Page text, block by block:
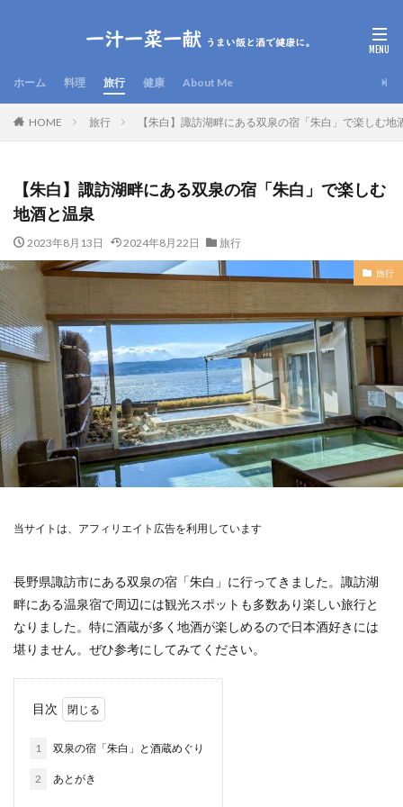
ホーム 料理 旅行 健康 About Me
HOME 旅行 【朱白】諏訪湖畔にある双泉の宿「朱白」で楽しむ地
【朱白】諏訪湖畔にある双泉の宿「朱白」で楽しむ
地酒と温泉
2023年8月13日 2024年8月22日 旅行
旅行
当サイトは、アフィリエイト広告を利用しています
長野県諏訪市にある双泉の宿「朱白」に行ってきました。諏訪湖
畔にある温泉宿で周辺には観光スポットも多数あり楽しい旅行と
なりました。特に酒蔵が多く地酒が楽しめるので日本酒好きには
堪りません。ぜひ参考にしてみてください。
目次
1 双泉の宿「朱白」と酒蔵めぐり
2 あとがき